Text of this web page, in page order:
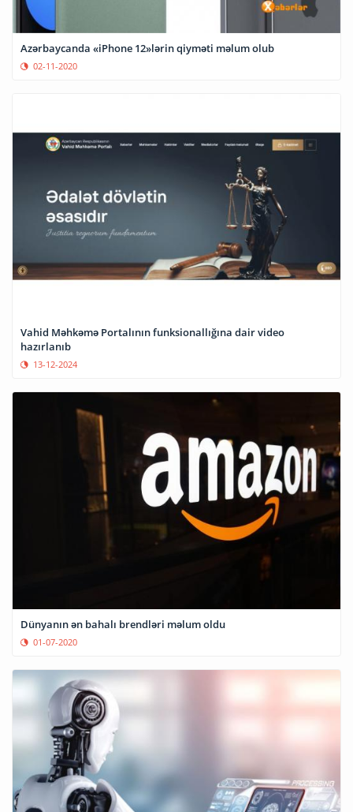
Azərbaycanda «iPhone 12»lərin qiyməti məlum olub
02-11-2020
Vahid Məhkəmə Portalının funksionallığına dair video
hazırlanıb
13-12-2024
Dünyanın ən bahalı brendləri məlum oldu
01-07-2020